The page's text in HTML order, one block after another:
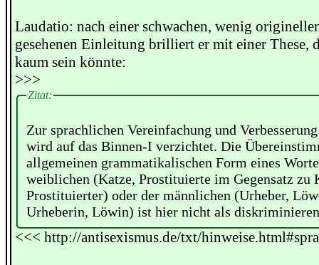
Laudatio: nach einer schwachen, wenig
gesehenen Einleitung brilliert er mit einer These,
kaum sein könnte:
>>>
Zitat:
Zur sprachlichen Vereinfachung und
wird auf das Binnen-I verzichtet. Die
allgemeinen grammatikalischen Form eines
weiblichen (Katze, Prostituierte im Gegensatz zu
Prostituierter) oder der männlichen (Urheber,
Urheberin, Löwin) ist hier nicht als
<<< http://antisexismus.de/txt/